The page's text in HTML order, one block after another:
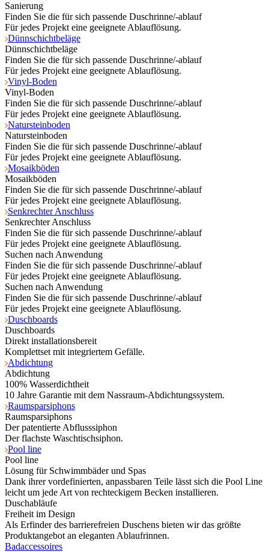
Sanierung
Finden Sie die für sich passende Duschrinne/-ablauf
Für jedes Projekt eine geeignete Ablauflösung.
Dünnschichtbeläge
Dünnschichtbeläge
Finden Sie die für sich passende Duschrinne/-ablauf
Für jedes Projekt eine geeignete Ablauflösung.
Vinyl-Boden
Vinyl-Boden
Finden Sie die für sich passende Duschrinne/-ablauf
Für jedes Projekt eine geeignete Ablauflösung.
Natursteinboden
Natursteinboden
Finden Sie die für sich passende Duschrinne/-ablauf
Für jedes Projekt eine geeignete Ablauflösung.
Mosaikböden
Mosaikböden
Finden Sie die für sich passende Duschrinne/-ablauf
Für jedes Projekt eine geeignete Ablauflösung.
Senkrechter Anschluss
Senkrechter Anschluss
Finden Sie die für sich passende Duschrinne/-ablauf
Für jedes Projekt eine geeignete Ablauflösung.
Suchen nach Anwendung
Finden Sie die für sich passende Duschrinne/-ablauf
Für jedes Projekt eine geeignete Ablauflösung.
Suchen nach Anwendung
Finden Sie die für sich passende Duschrinne/-ablauf
Für jedes Projekt eine geeignete Ablauflösung.
Duschboards
Duschboards
Direkt installationsbereit
Komplettset mit integriertem Gefälle.
Abdichtung
Abdichtung
100% Wasserdichtheit
10 Jahre Garantie mit dem Nassraum-Abdichtungssystem.
Raumsparsiphons
Raumsparsiphons
Der patentierte Abflusssiphon
Der flachste Waschtischsiphon.
Pool line
Pool line
Lösung für Schwimmbäder und Spas
Dank ihrer vordefinierten, anpassbaren Teile lässt sich die Pool Line
leicht um jede Art von rechteckigem Becken installieren.
Duschabläufe
Freiheit im Design
Als Erfinder des barrierefreien Duschens bieten wir das größte
Produktangebot an eleganten Ablaufrinnen.
Badaccessoires